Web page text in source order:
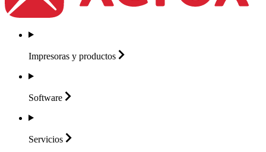
Impresoras y productos
Software
Servicios